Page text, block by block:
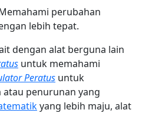
perubahan
lebih tepat.
dengan alat berguna lain
untuk memahami
Peratus untuk
penurunan yang
yang lebih maju, alat